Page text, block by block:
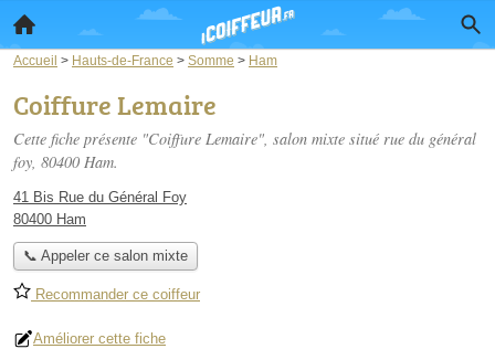
Accueil > Hauts-de-France > Somme > Ham
Coiffure Lemaire
Cette fiche présente "Coiffure Lemaire", salon mixte situé rue du général
foy, 80400 Ham.
41 Bis Rue du Général Foy
80400 Ham
📞 Appeler ce salon mixte
Recommander ce coiffeur
Améliorer cette fiche